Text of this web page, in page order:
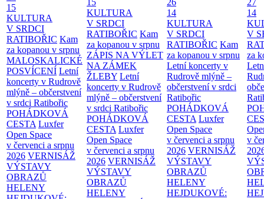
15
KULTURA
V SRDCI
RATIBOŘIC Kam
za kopanou v srpnu
MALOSKALICKÉ
POSVÍCENÍ Letní
koncerty v Rudrově
mlýně – občerstvení
v srdci Ratibořic
POHÁDKOVÁ
CESTA Luxfer
Open Space
v červenci a srpnu
2026 VERNISÁŽ
VÝSTAVY
OBRAZŮ
HELENY
KULTURA
V SRDCI
RATIBOŘIC Kam
za kopanou v srpnu
ZÁPIS NA VÝLET
NA ZÁMEK
ŽLEBY Letní
koncerty v Rudrově
mlýně – občerstvení
v srdci Ratibořic
POHÁDKOVÁ
CESTA Luxfer
Open Space
v červenci a srpnu
2026 VERNISÁŽ
VÝSTAVY
OBRAZŮ
HELENY
14
KULTURA
V SRDCI
RATIBOŘIC Kam
za kopanou v srpnu
Letní koncerty v
Rudrově mlýně –
občerstvení v srdci
Ratibořic
POHÁDKOVÁ
CESTA Luxfer
Open Space
v červenci a srpnu
2026 VERNISÁŽ
VÝSTAVY
OBRAZŮ
HELENY
HEJDUKOVÉ:
14
V
za
v